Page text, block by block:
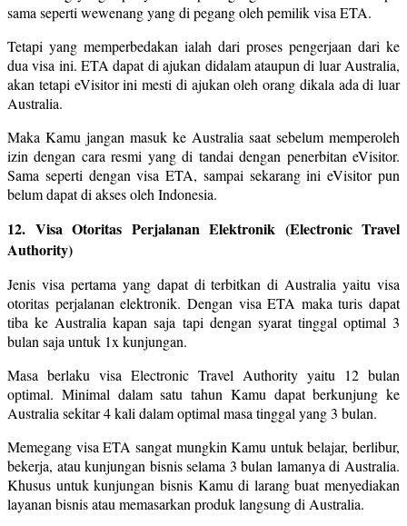
sama seperti wewenang yang di pegang oleh pemilik visa ETA.
Tetapi yang memperbedakan ialah dari proses pengerjaan dari ke
dua visa ini. ETA dapat di ajukan didalam ataupun di luar Australia,
akan tetapi eVisitor ini mesti di ajukan oleh orang dikala ada di luar
Australia.
Maka Kamu jangan masuk ke Australia saat sebelum memperoleh
izin dengan cara resmi yang di tandai dengan penerbitan eVisitor.
Sama seperti dengan visa ETA, sampai sekarang ini eVisitor pun
belum dapat di akses oleh Indonesia.
12. Visa Otoritas Perjalanan Elektronik (Electronic Travel
Authority)
Jenis visa pertama yang dapat di terbitkan di Australia yaitu visa
otoritas perjalanan elektronik. Dengan visa ETA maka turis dapat
tiba ke Australia kapan saja tapi dengan syarat tinggal optimal 3
bulan saja untuk 1x kunjungan.
Masa berlaku visa Electronic Travel Authority yaitu 12 bulan
optimal. Minimal dalam satu tahun Kamu dapat berkunjung ke
Australia sekitar 4 kali dalam optimal masa tinggal yang 3 bulan.
Memegang visa ETA sangat mungkin Kamu untuk belajar, berlibur,
bekerja, atau kunjungan bisnis selama 3 bulan lamanya di Australia.
Khusus untuk kunjungan bisnis Kamu di larang buat menyediakan
layanan bisnis atau memasarkan produk langsung di Australia.